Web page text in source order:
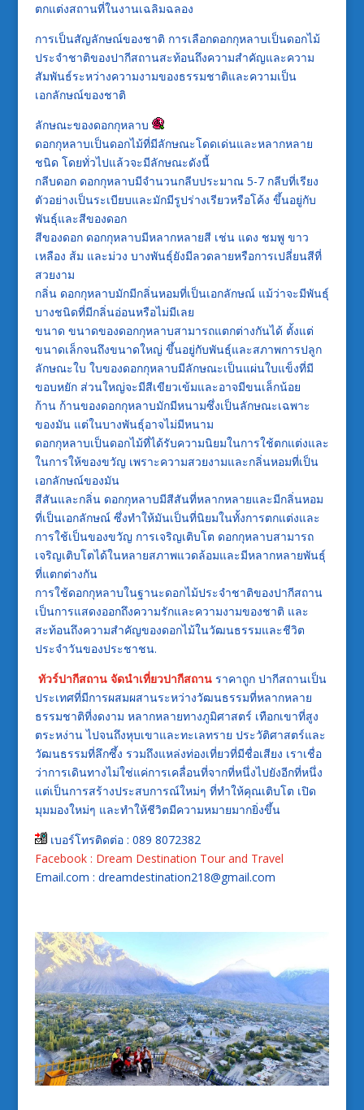
ตกแต่งสถานที่ในงานเฉลิมฉลอง
การเป็นสัญลักษณ์ของชาติ การเลือกดอกกุหลาบเป็นดอกไม้
ประจำชาติของปากีสถานสะท้อนถึงความสำคัญและความ
สัมพันธ์ระหว่างความงามของธรรมชาติและความเป็น
เอกลักษณ์ของชาติ
ลักษณะของดอกกุหลาบ
ดอกกุหลาบเป็นดอกไม้ที่มีลักษณะโดดเด่นและหลากหลาย
ชนิด โดยทั่วไปแล้วจะมีลักษณะดังนี้
กลีบดอก ดอกกุหลาบมีจำนวนกลีบประมาณ 5-7 กลีบที่เรียง
ตัวอย่างเป็นระเบียบและมักมีรูปร่างเรียวหรือโค้ง ขึ้นอยู่กับ
พันธุ์และสีของดอก
สีของดอก ดอกกุหลาบมีหลากหลายสี เช่น แดง ชมพู ขาว
เหลือง ส้ม และม่วง บางพันธุ์ยังมีลวดลายหรือการเปลี่ยนสีที่
สวยงาม
กลิ่น ดอกกุหลาบมักมีกลิ่นหอมที่เป็นเอกลักษณ์ แม้ว่าจะมีพันธุ์
บางชนิดที่มีกลิ่นอ่อนหรือไม่มีเลย
ขนาด ขนาดของดอกกุหลาบสามารถแตกต่างกันได้ ตั้งแต่
ขนาดเล็กจนถึงขนาดใหญ่ ขึ้นอยู่กับพันธุ์และสภาพการปลูก
ลักษณะใบ ใบของดอกกุหลาบมีลักษณะเป็นแผ่นใบแข็งที่มี
ขอบหยัก ส่วนใหญ่จะมีสีเขียวเข้มและอาจมีขนเล็กน้อย
ก้าน ก้านของดอกกุหลาบมักมีหนามซึ่งเป็นลักษณะเฉพาะ
ของมัน แต่ในบางพันธุ์อาจไม่มีหนาม
ดอกกุหลาบเป็นดอกไม้ที่ได้รับความนิยมในการใช้ตกแต่งและ
ในการให้ของขวัญ เพราะความสวยงามและกลิ่นหอมที่เป็น
เอกลักษณ์ของมัน
สีสันและกลิ่น ดอกกุหลาบมีสีสันที่หลากหลายและมีกลิ่นหอม
ที่เป็นเอกลักษณ์ ซึ่งทำให้มันเป็นที่นิยมในทั้งการตกแต่งและ
การใช้เป็นของขวัญ การเจริญเติบโต ดอกกุหลาบสามารถ
เจริญเติบโตได้ในหลายสภาพแวดล้อมและมีหลากหลายพันธุ์
ที่แตกต่างกัน
การใช้ดอกกุหลาบในฐานะดอกไม้ประจำชาติของปากีสถาน
เป็นการแสดงออกถึงความรักและความงามของชาติ และ
สะท้อนถึงความสำคัญของดอกไม้ในวัฒนธรรมและชีวิต
ประจำวันของประชาชน.
ทัวร์ปากีสถาน จัดนำเที่ยวปากีสถานราคาถูก ปากีสถานเป็น
ประเทศที่มีการผสมผสานระหว่างวัฒนธรรมที่หลากหลาย
ธรรมชาติที่งดงาม หลากหลายทางภูมิศาสตร์ เทือกเขาที่สูง
ตระหง่าน ไปจนถึงหุบเขาและทะเลทราย ประวัติศาสตร์และ
วัฒนธรรมที่ลึกซึ้ง รวมถึงแหล่งท่องเที่ยวที่มีชื่อเสียง เราเชื่อ
ว่าการเดินทางไม่ใช่แค่การเคลื่อนที่จากที่หนึ่งไปยังอีกที่หนึ่ง
แต่เป็นการสร้างประสบการณ์ใหม่ๆ ที่ทำให้คุณเติบโต เปิด
มุมมองใหม่ๆ และทำให้ชีวิตมีความหมายมากยิ่งขึ้น
เบอร์โทรติดต่อ : 089 8072382
Facebook : Dream Destination Tour and Travel
Email.com : dreamdestination218@gmail.com